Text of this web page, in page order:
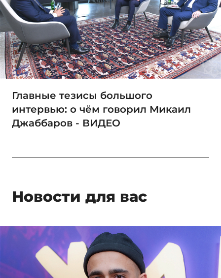
Главные тезисы большого
интервью: о чём говорил Микаил
Джаббаров - ВИДЕО
Новости для вас